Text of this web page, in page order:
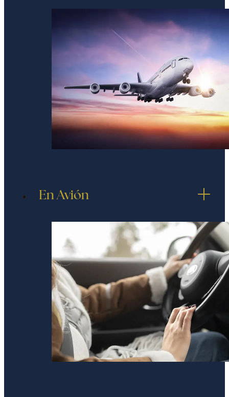
En Avión
DESDE EL AEROPUERTO INTERNACIONAL
«MARCO POLO»
Con el transporte acuático público Alilaguna:
Una vez en las LLEGADAS del
aeropuerto, siga las señales hacia el
muelle (5 minutos a pie). Tome el barco
Alilaguna, línea naranja. El viaje dura 42
minutos. Baje en la tercera parada que
se llama «Guglie» y siga la calle que
bordea el canal durante 200 metros. El